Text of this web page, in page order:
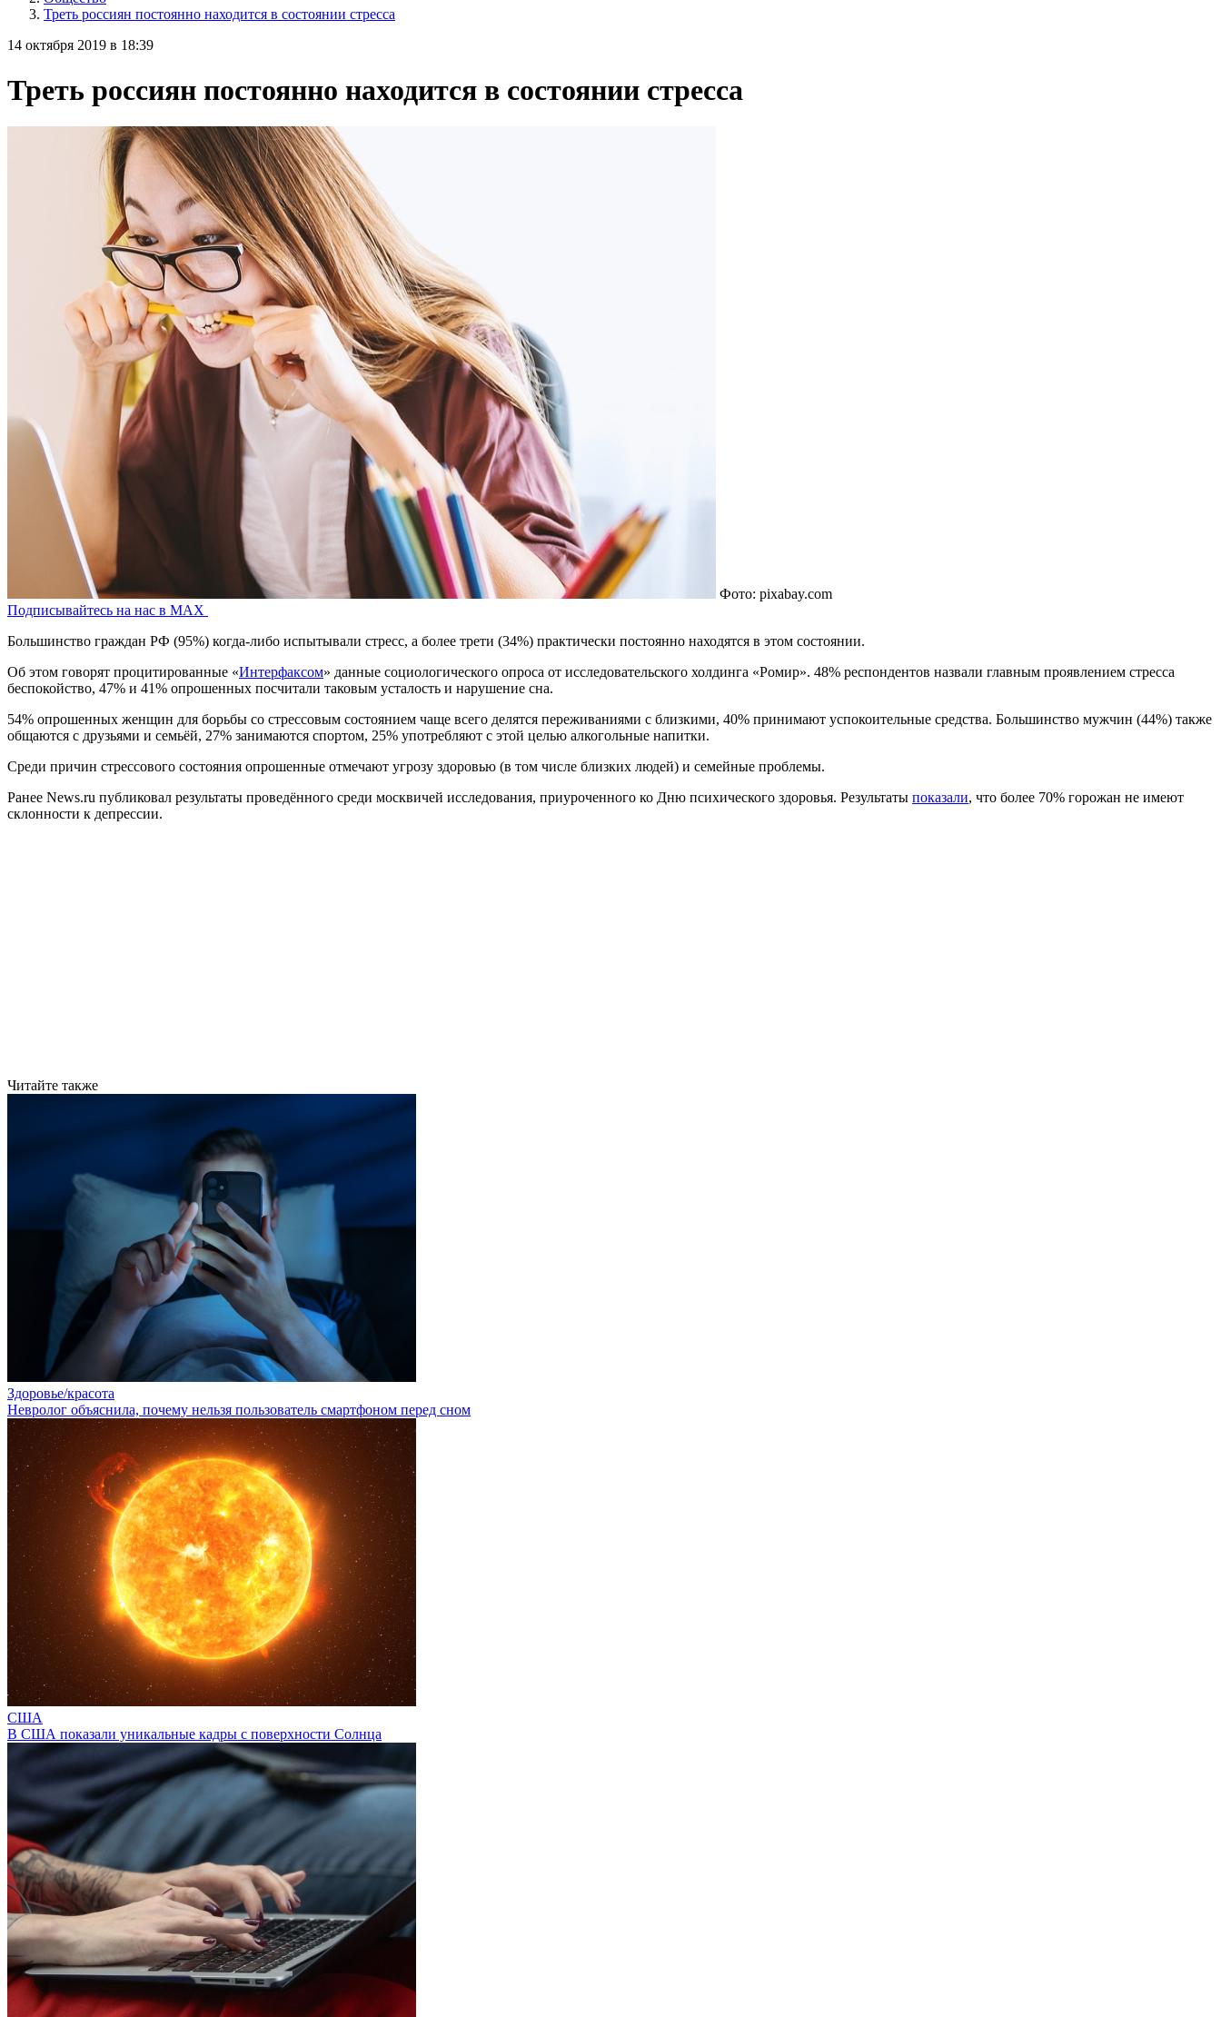
Треть россиян постоянно находится в состоянии стресса
14 октября 2019 в 18:39
Треть россиян постоянно находится в состоянии стресса
Фото: pixabay.com
Подписывайтесь на нас в MAX
Большинство граждан РФ (95%) когда-либо испытывали стресс, а более трети (34%) практически постоянно находятся в этом состоянии.
Об этом говорят процитированные «Интерфаксом» данные социологического опроса от исследовательского холдинга «Ромир». 48% респондентов назвали главным проявлением стресса
беспокойство, 47% и 41% опрошенных посчитали таковым усталость и нарушение сна.
54% опрошенных женщин для борьбы со стрессовым состоянием чаще всего делятся переживаниями с близкими, 40% принимают успокоительные средства. Большинство мужчин (44%) также
общаются с друзьями и семьёй, 27% занимаются спортом, 25% употребляют с этой целью алкогольные напитки.
Среди причин стрессового состояния опрошенные отмечают угрозу здоровью (в том числе близких людей) и семейные проблемы.
Ранее News.ru публиковал результаты проведённого среди москвичей исследования, приуроченного ко Дню психического здоровья. Результаты показали, что более 70% горожан не имеют
склонности к депрессии.
Читайте также
Здоровье/красота
Невролог объяснила, почему нельзя пользователь смартфоном перед сном
США
В США показали уникальные кадры с поверхности Солнца